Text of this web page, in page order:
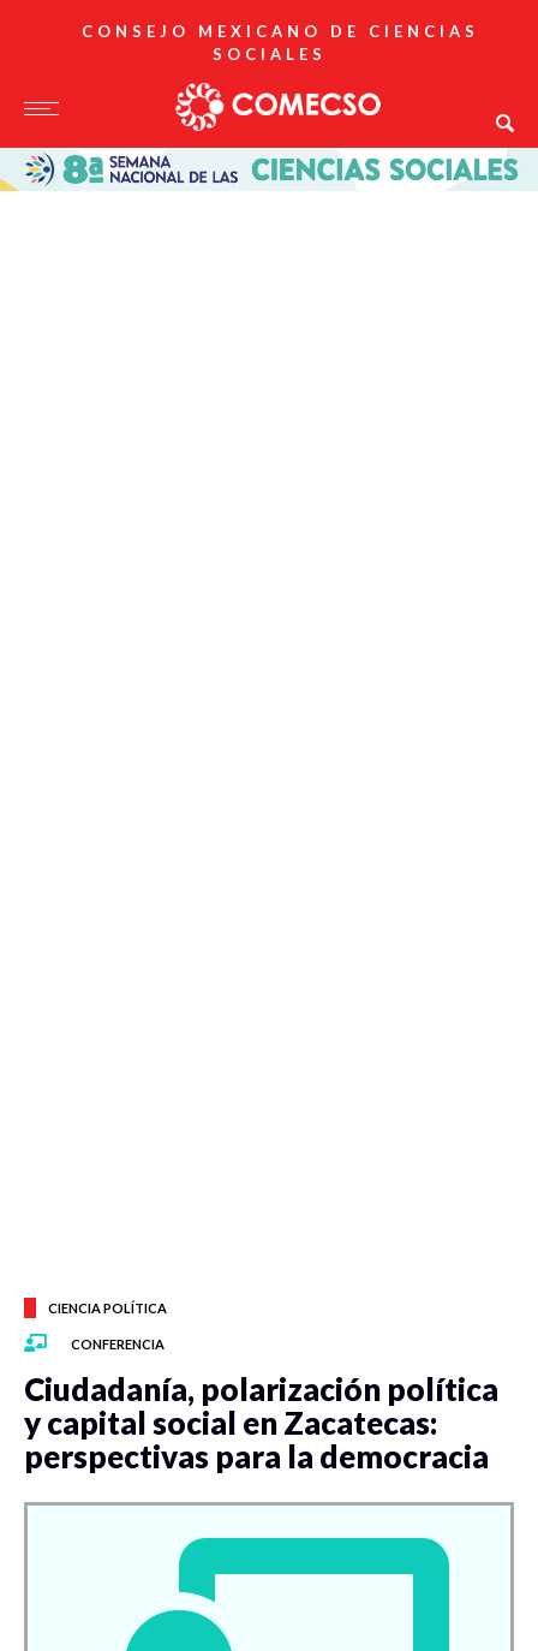
CONSEJO MEXICANO DE CIENCIAS
SOCIALES
CIENCIA POLÍTICA
CONFERENCIA
Ciudadanía, polarización política
y capital social en Zacatecas:
perspectivas para la democracia